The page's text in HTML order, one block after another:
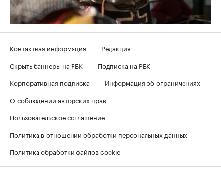
Контактная информация
Редакция
Скрыть баннеры на РБК
Подписка на РБК
Корпоративная подписка
Информация об ограничениях
О соблюдении авторских прав
Пользовательское соглашение
Политика в отношении обработки персональных данных
Политика обработки файлов cookie